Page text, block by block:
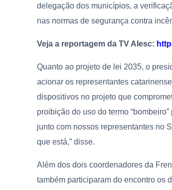
delegação dos municípios, a
nas normas de segurança contra
Veja a reportagem da TV Alesc:
Quanto ao projeto de lei 2035, o
acionar os representantes
dispositivos no projeto que
proibição do uso do termo
junto com nossos representantes no
que está,” disse.
Além dos dois coordenadores da
também participaram do encontro os